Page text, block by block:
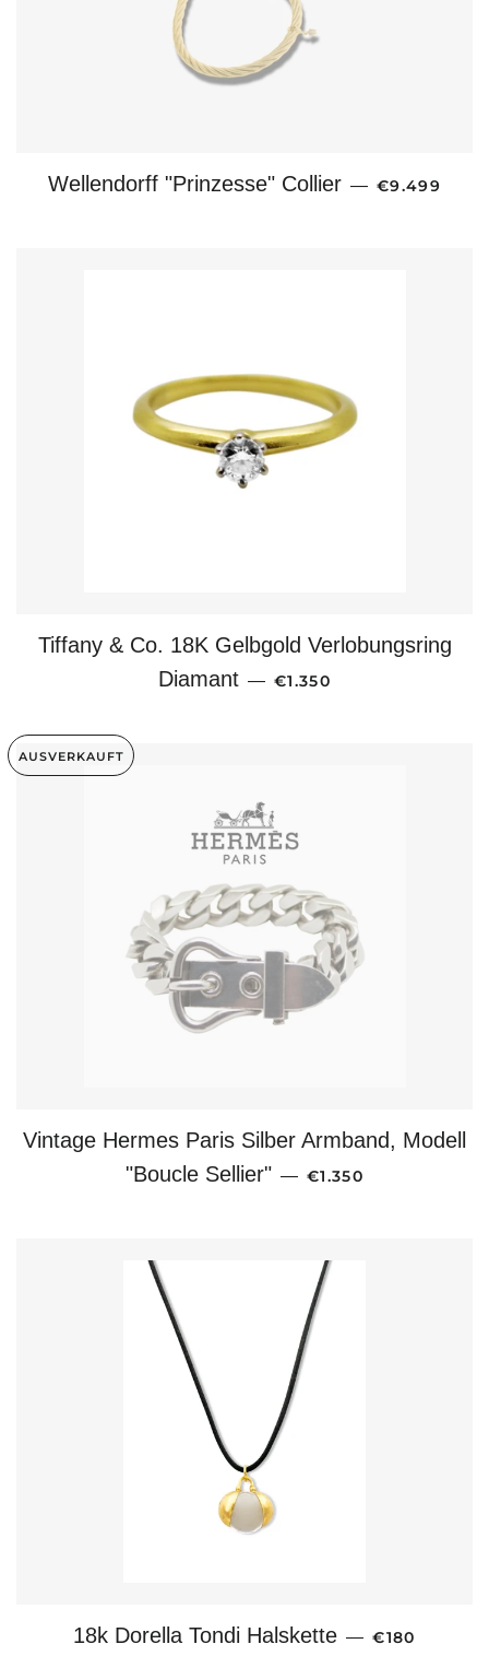
Wellendorff "Prinzesse" Collier — NORMALER
€9.499
Tiffany & Co. 18K Gelbgold Verlobungsring
Diamant — NORMALER PREIS
€1.350
AUSVERKAUFT
Vintage Hermes Paris Silber Armband, Modell
"Boucle Sellier" — NORMALER PREIS
€1.350
18k Dorella Tondi Halskette — NORMALER
€180